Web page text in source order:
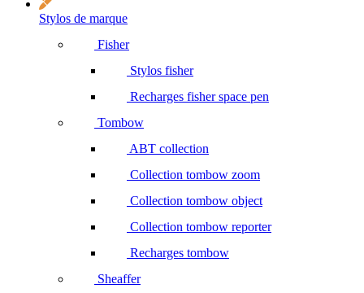
Stylos de marque
Fisher
Stylos fisher
Recharges fisher space pen
Tombow
ABT collection
Collection tombow zoom
Collection tombow object
Collection tombow reporter
Recharges tombow
Sheaffer